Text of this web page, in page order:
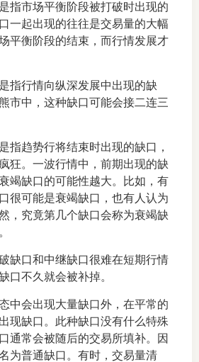
维权须
维权组
热线问
市场平衡阶段被打破时出现的
一起出现的往往是交易量的大幅
平衡阶段的结束，而行情发展才
行情向纵深发展中出现的缺
市中，这种缺口可能会接二连三
趋势行将结束时出现的缺口，
狂。一波行情中，前期出现的缺
竭缺口的可能性越大。比如，有
很可能是衰竭缺口，也有人认为
，究竟第几个缺口会称为衰竭缺
口和中继缺口很难在短期行情
口不久就会被补掉。
会出现大量缺口外，在平常的
现缺口。此种缺口没有什么特殊
通常会被随后的交易所填补。因
为普通缺口。有时，交易量清